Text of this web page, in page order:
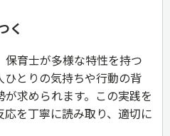
く
育士が多様な特性を持つ
とりの気持ちや行動の背
求められます。この実践を
を丁寧に読み取り、適切に